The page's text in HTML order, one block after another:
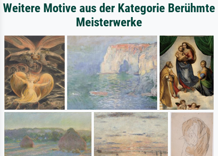
Weitere Motive aus der Kategorie Berühmte
Meisterwerke